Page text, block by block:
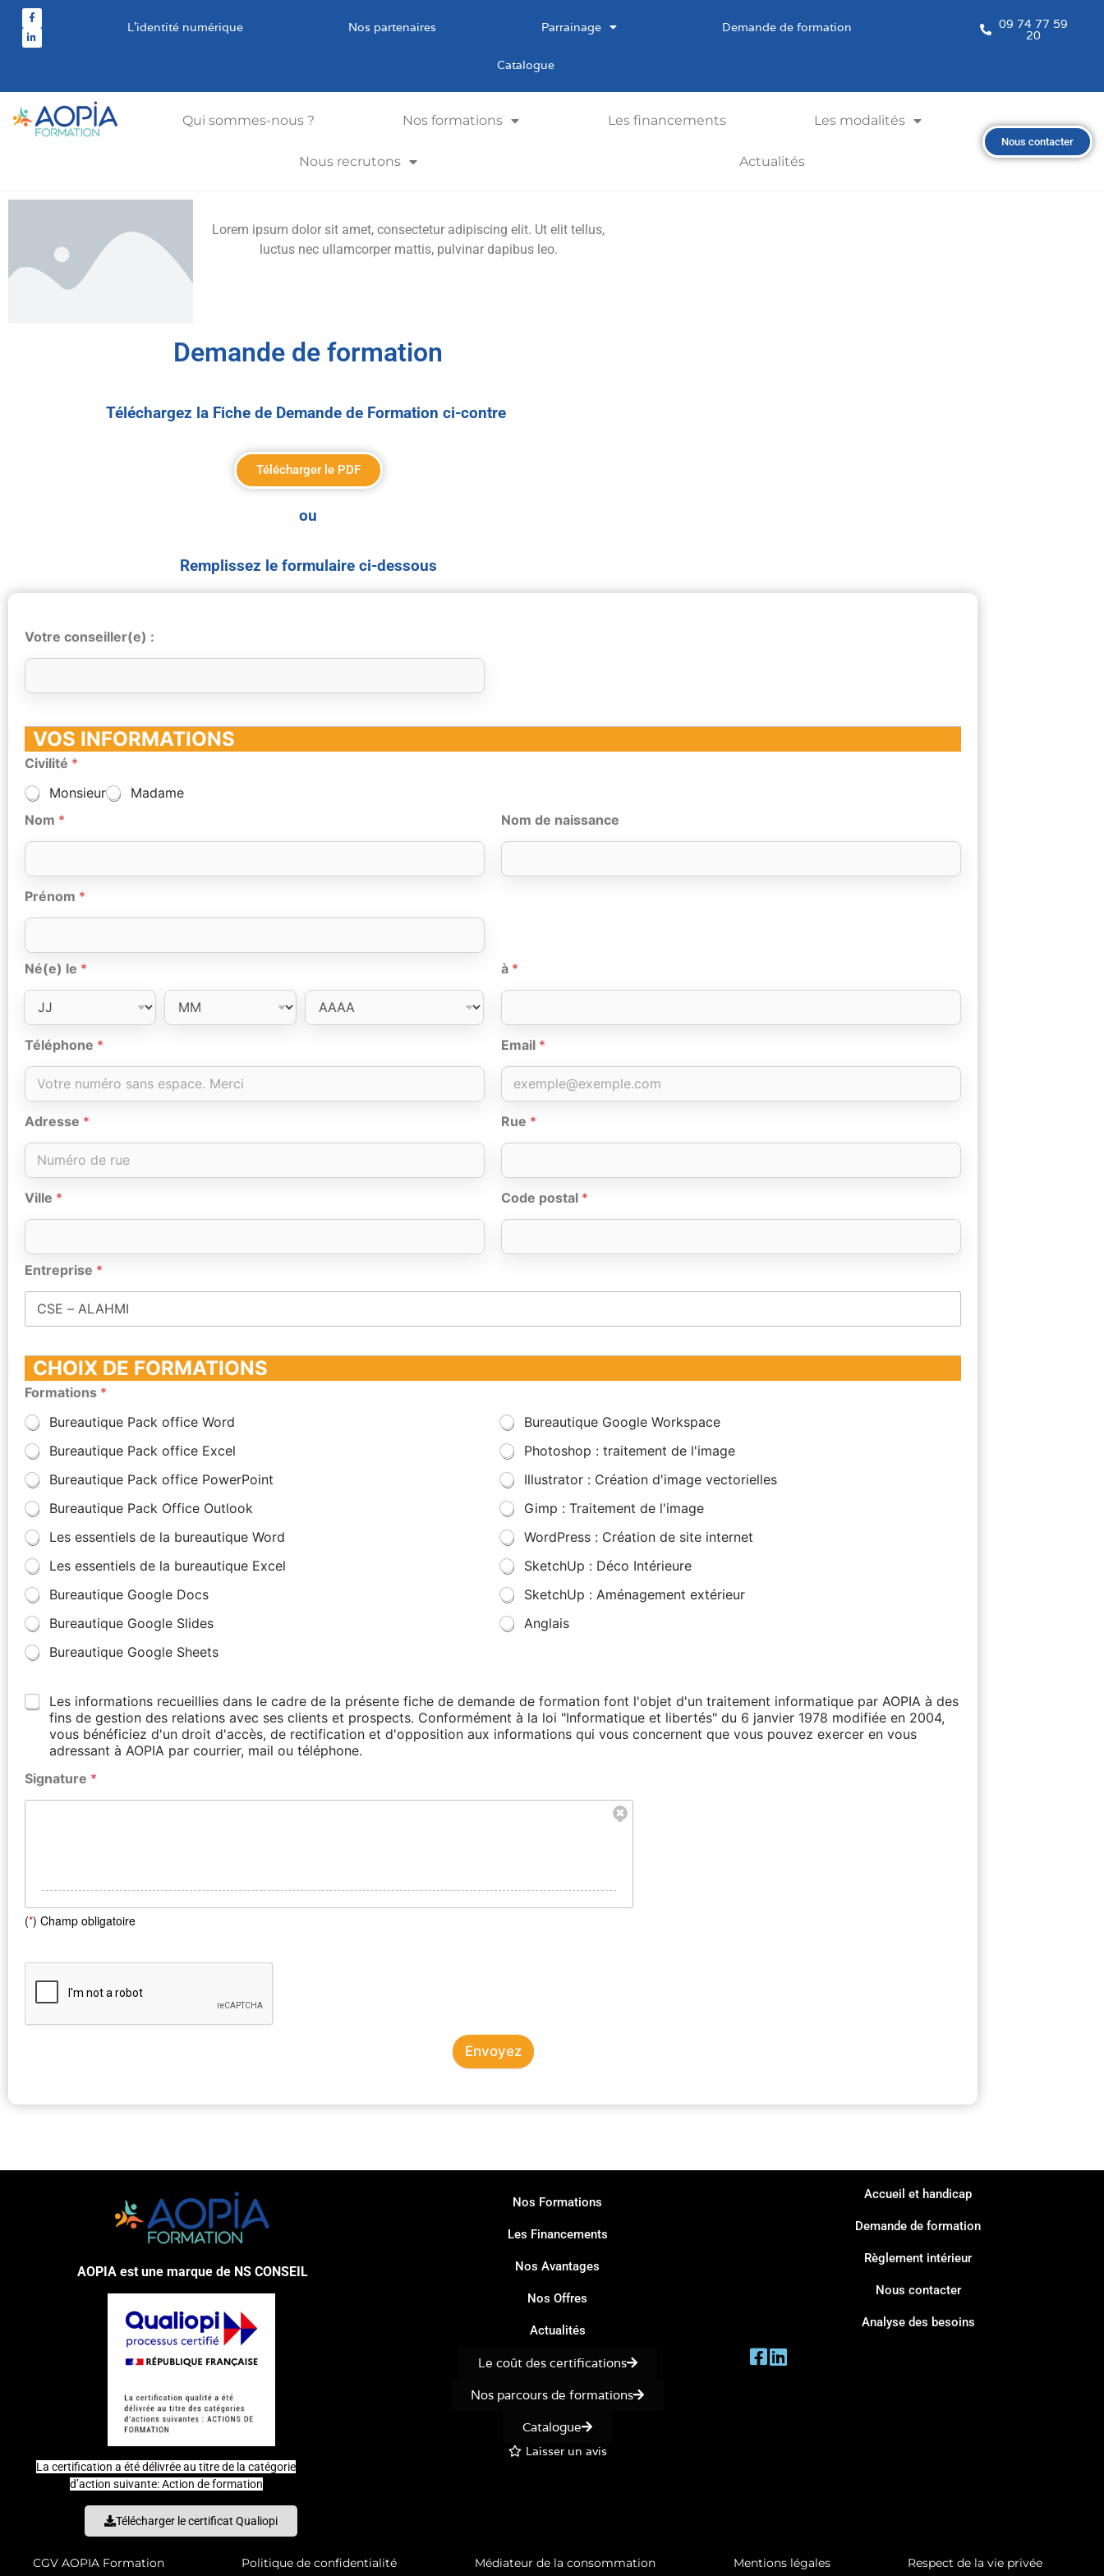
L’identité numérique Nos partenaires Parrainage Demande de formation
Catalogue
09 74 77 59
20
Qui sommes-nous ? Nos formations Les financements Les modalités
Nous recrutons Actualités
Nous contacter
Lorem ipsum dolor sit amet, consectetur adipiscing elit. Ut elit tellus,
luctus nec ullamcorper mattis, pulvinar dapibus leo.
Demande de formation
Téléchargez la Fiche de Demande de Formation ci-contre
Télécharger le PDF
ou
Remplissez le formulaire ci-dessous
Votre conseiller(e) :
VOS INFORMATIONS
Civilité *
Monsieur
Madame
Nom *
Prénom *
Nom de naissance
Né(e) le *
Téléphone *
Adresse *
Ville *
à *
Email *
Rue *
Code postal *
Entreprise *
CHOIX DE FORMATIONS
Formations *
Bureautique Pack office Word
Bureautique Google Workspace
Bureautique Pack office Excel
Photoshop : traitement de l'image
Bureautique Pack office PowerPoint
Illustrator : Création d'image vectorielles
Bureautique Pack Office Outlook
Gimp : Traitement de l'image
Les essentiels de la bureautique Word
WordPress : Création de site internet
Les essentiels de la bureautique Excel
SketchUp : Déco Intérieure
Bureautique Google Docs
SketchUp : Aménagement extérieur
Bureautique Google Slides
Anglais
Bureautique Google Sheets
Les informations recueillies dans le cadre de la présente fiche de demande de formation font l'objet d'un traitement informatique par AOPIA à des
fins de gestion des relations avec ses clients et prospects. Conformément à la loi "Informatique et libertés" du 6 janvier 1978 modifiée en 2004,
vous bénéficiez d'un droit d'accès, de rectification et d'opposition aux informations qui vous concernent que vous pouvez exercer en vous
adressant à AOPIA par courrier, mail ou téléphone.
Signature *
(*) Champ obligatoire
Envoyez
AOPIA est une marque de NS CONSEIL
La certification a été délivrée au titre de la catégorie
d’action suivante: Action de formation
Télécharger le certificat Qualiopi
Nos Formations
Les Financements
Nos Avantages
Nos Offres
Actualités
Le coût des certifications
Nos parcours de formations
Catalogue
Laisser un avis
Accueil et handicap
Demande de formation
Règlement intérieur
Nous contacter
Analyse des besoins
CGV AOPIA Formation Politique de confidentialité Médiateur de la consommation Mentions légales Respect de la vie privée